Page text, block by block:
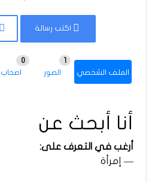
اكتب رسالة
الملف الشخصي الصور اصحاب
0
أنا أبحث عن
أرغب في التعرف على:
— إمرأة